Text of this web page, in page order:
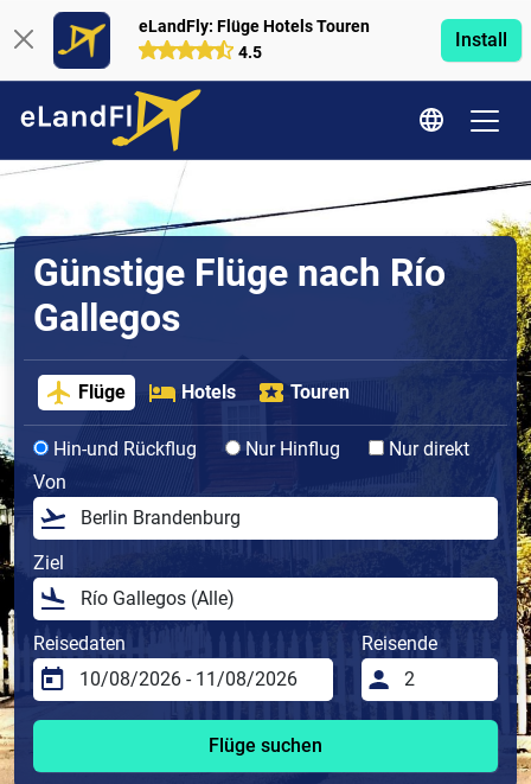
eLandFly: Flüge Hotels Touren
4.5
Install
Günstige Flüge nach Río
Gallegos
Flüge Hotels Touren
Hin-und Rückflug Nur Hinflug
Nur direkt
Von
Ziel
Reisedaten Reisende
Flüge suchen